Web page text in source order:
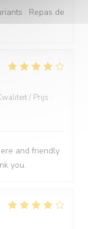
. Repas de
/ Prijs :
and friendly
you.